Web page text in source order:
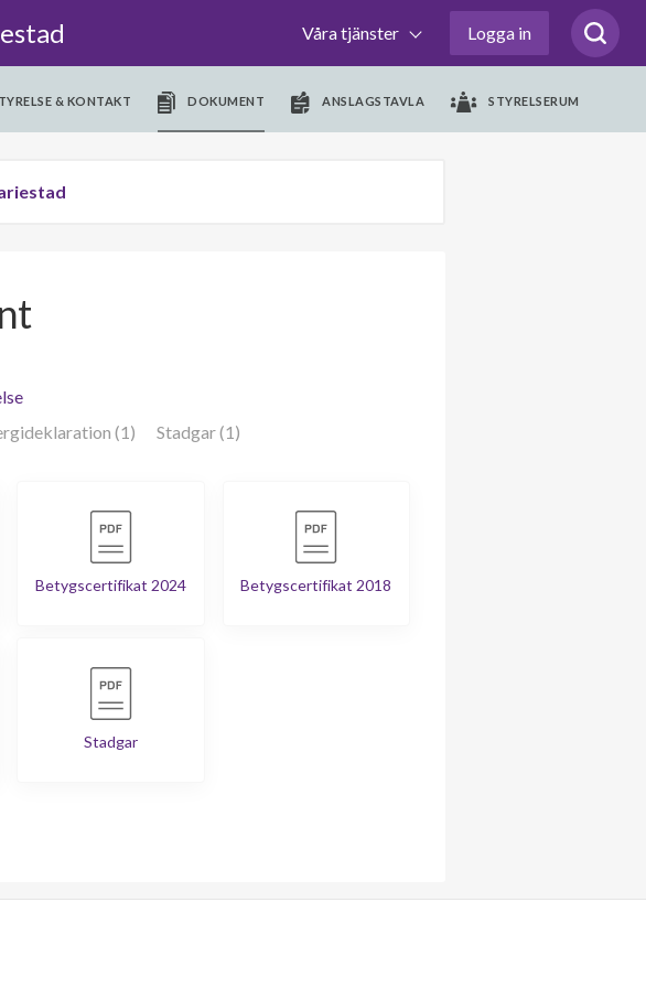
Våra tjänster Logga in
& KONTAKT DOKUMENT ANSLAGSTAVLA STYRELSERUM
(1) Stadgar (1)
Betygscertifikat 2024 Betygscertifikat 2018
Stadgar